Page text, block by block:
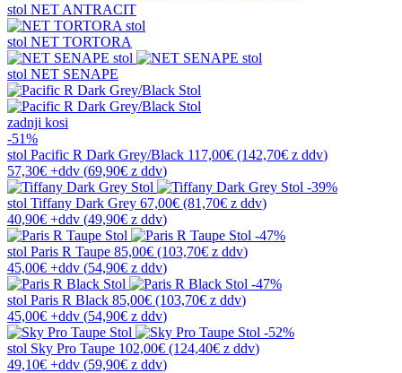
stol NET ANTRACIT
stol NET TORTORA
stol NET SENAPE
zadnji kosi
-51%
stol Pacific R Dark Grey/Black 117,00€ (142,70€ z ddv)
57,30€ +ddv (69,90€ z ddv)
-39%
stol Tiffany Dark Grey 67,00€ (81,70€ z ddv)
40,90€ +ddv (49,90€ z ddv)
-47%
stol Paris R Taupe 85,00€ (103,70€ z ddv)
45,00€ +ddv (54,90€ z ddv)
-47%
stol Paris R Black 85,00€ (103,70€ z ddv)
45,00€ +ddv (54,90€ z ddv)
-52%
stol Sky Pro Taupe 102,00€ (124,40€ z ddv)
49,10€ +ddv (59,90€ z ddv)